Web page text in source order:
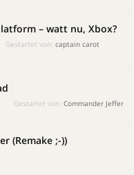
– watt nu, Xbox?
Gestartet von: captain carot
Gestartet von: Commander Jeffer
(Remake ;-))